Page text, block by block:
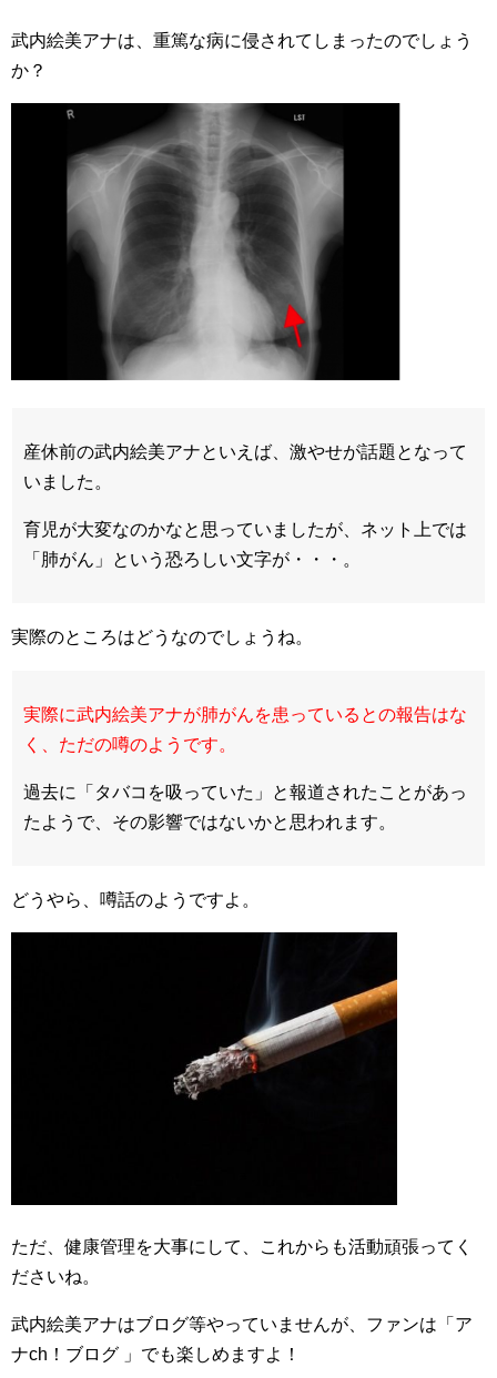
武内絵美アナは、重篤な病に侵されてしまったのでしょう
か？
産休前の武内絵美アナといえば、激やせが話題となって
いました。
育児が大変なのかなと思っていましたが、ネット上では
「肺がん」という恐ろしい文字が・・・。
実際のところはどうなのでしょうね。
実際に武内絵美アナが肺がんを患っているとの報告はな
く、ただの噂のようです。
過去に「タバコを吸っていた」と報道されたことがあっ
たようで、その影響ではないかと思われます。
どうやら、噂話のようですよ。
ただ、健康管理を大事にして、これからも活動頑張ってく
ださいね。
武内絵美アナはブログ等やっていませんが、ファンは「ア
ナch！ ブログ 」でも楽しめますよ！